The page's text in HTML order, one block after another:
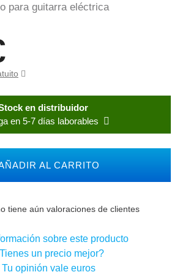
para guitarra eléctrica
en distribuidor
en 5-7 días laborables
AL CARRITO
tiene aún valoraciones de clientes
sobre este producto
un precio mejor?
Tu opinión vale euros